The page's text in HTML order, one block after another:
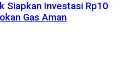
Siapkan Investasi Rp10
Gas Aman